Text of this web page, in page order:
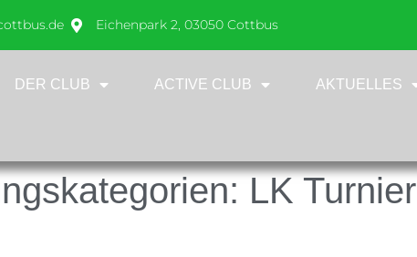
Eichenpark 2, 03050 Cottbus
DER CLUB ACTIVE CLUB AKTUELLES
LK Turnier